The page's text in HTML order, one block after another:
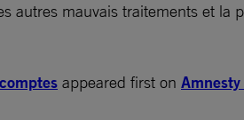
autres mauvais traitements et la
appeared first on